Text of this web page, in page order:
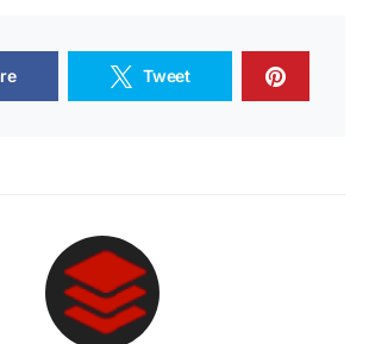
Tweet